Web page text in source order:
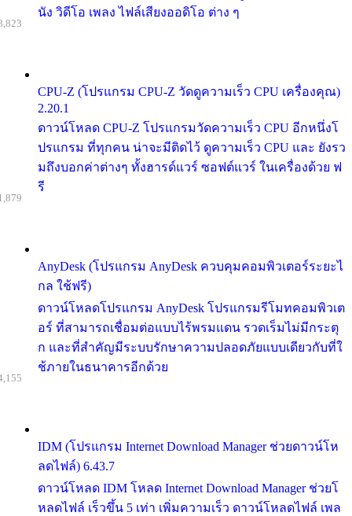
นัง วิดีโอ เพลง ไฟล์เสียงออดิโอ ต่าง ๆ
CPU-Z (โปรแกรม CPU-Z วัดดูความเร็ว CPU เครื่องคุณ)
2.20.1
ดาวน์โหลด CPU-Z โปรแกรมวัดความเร็ว CPU อีกหนึ่งโ
ปรแกรม ที่ทุกคน น่าจะมีติดไว้ ดูความเร็ว CPU และ ยังรว
มถึงบอกค่าต่างๆ ทั้งฮารด์แวร์ ซอฟต์แวร์ ในเครื่องด้วย ฟ
รี
AnyDesk (โปรแกรม AnyDesk ควบคุมคอมพิวเตอร์ระยะไ
กล ใช้ฟรี)
ดาวน์โหลดโปรแกรม AnyDesk โปรแกรมรีโมทคอมพิวเต
อร์ ที่สามารถเชื่อมต่อแบบไร้พรมแดน รวดเร็มไม่มีกระตุ
ก และที่สำคัญมีระบบรักษาความปลอดภัยแบบเดียวกับที่ใ
ช้ภายในธนาคารอีกด้วย
IDM (โปรแกรม Internet Download Manager ช่วยดาวน์โห
ลดไฟล์) 6.43.7
ดาวน์โหลด IDM โหลด Internet Download Manager ช่วยโ
หลดไฟล์ เร็วขึ้น 5 เท่า เพิ่มความเร็ว ดาวน์โหลดไฟล์ เพล